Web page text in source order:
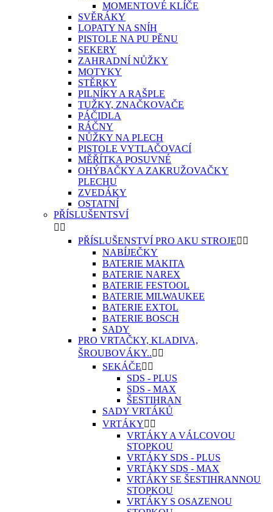
MOMENTOVÉ KLÍČE
SVĚRÁKY
LOPATY NA SNÍH
PISTOLE NA PU PĚNU
SEKERY
ZAHRADNÍ NŮŽKY
MOTYKY
STĚRKY
PILNÍKY A RAŠPLE
TUŽKY, ZNAČKOVAČE
PÁČIDLA
RÁČNY
NŮŽKY NA PLECH
PISTOLE VYTLAČOVACÍ
MĚŘÍTKA POSUVNÉ
OHÝBAČKY A ZAKRUŽOVAČKY
PLECHU
ZVEDÁKY
OSTATNÍ
PŘÍSLUŠENTSVÍ
 
PŘÍSLUŠENSTVÍ PRO AKU STROJE 
NABÍJEČKY
BATERIE MAKITA
BATERIE NAREX
BATERIE FESTOOL
BATERIE MILWAUKEE
BATERIE EXTOL
BATERIE BOSCH
SADY
PRO VRTAČKY, KLADIVA,
ŠROUBOVÁKY.. 
SEKÁČE 
SDS - PLUS
SDS - MAX
ŠESTIHRAN
SADY VRTÁKŮ
VRTÁKY 
VRTÁKY A VÁLCOVOU
STOPKOU
VRTÁKY SDS - PLUS
VRTÁKY SDS - MAX
VRTÁKY SE ŠESTIHRANNOU
STOPKOU
VRTÁKY S OSAZENOU